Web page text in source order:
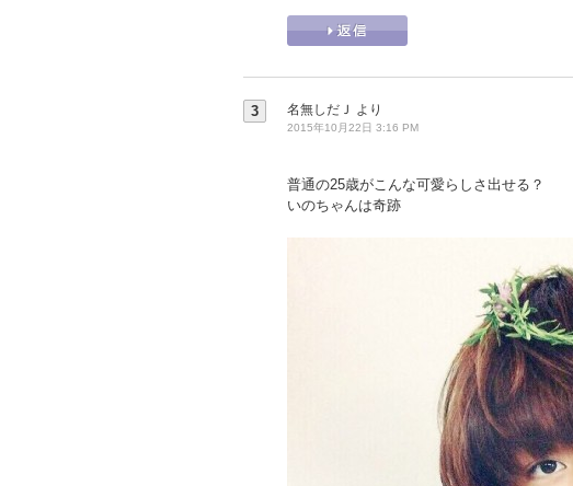
3 名無しだＪ より
2015年10月22日 3:16 PM
普通の25歳がこんな可愛らしさ出せる？
いのちゃんは奇跡